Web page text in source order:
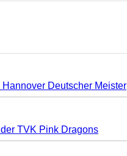
Deutscher Meister
TVK Pink Dragons